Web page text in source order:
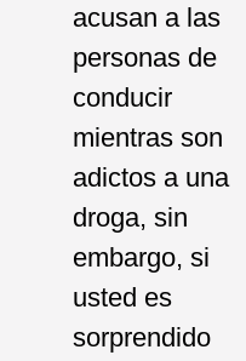
acusan a las
personas de
conducir
mientras son
adictos a una
droga, sin
embargo, si
usted es
sorprendido